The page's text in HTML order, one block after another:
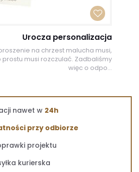
Urocza personalizacja
na chrzest malucha musi,
prostu musi rozczulać. Zadbaliśmy
więc o odpo...
nawet w 24h
przy odbiorze
projektu
kurierska